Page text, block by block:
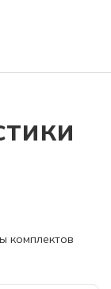
комплектов